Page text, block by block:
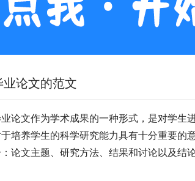
业论文的范文
论文作为学术成果的一种形式，是对学生
培养学生的科学研究能力具有十分重要的
论文主题、研究方法、结果和讨论以及结论